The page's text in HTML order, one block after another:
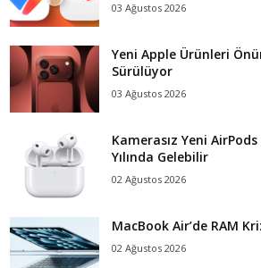
03 Ağustos 2026
Yeni Apple Ürünleri
Sürülüyor
03 Ağustos 2026
Kamerasız Yeni
Yılında Gelebilir
02 Ağustos 2026
MacBook Air’de RAM
02 Ağustos 2026